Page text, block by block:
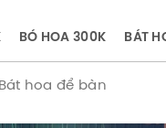
BÓ HOA 300K BÁT
Bát hoa để bàn